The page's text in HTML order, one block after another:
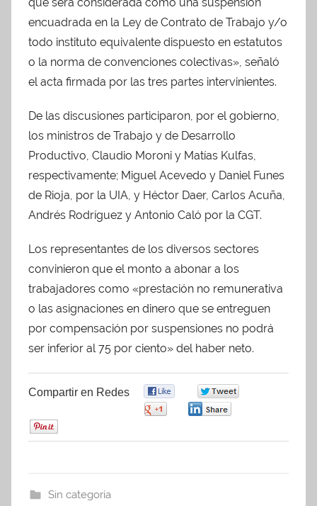
que será considerada como una suspensión
encuadrada en la Ley de Contrato de Trabajo y/o
todo instituto equivalente dispuesto en estatutos
o la norma de convenciones colectivas», señaló
el acta firmada por las tres partes intervinientes.
De las discusiones participaron, por el gobierno,
los ministros de Trabajo y de Desarrollo
Productivo, Claudio Moroni y Matías Kulfas,
respectivamente; Miguel Acevedo y Daniel Funes
de Rioja, por la UIA, y Héctor Daer, Carlos Acuña,
Andrés Rodríguez y Antonio Caló por la CGT.
Los representantes de los diversos sectores
convinieron que el monto a abonar a los
trabajadores como «prestación no remunerativa
o las asignaciones en dinero que se entreguen
por compensación por suspensiones no podrá
ser inferior al 75 por ciento» del haber neto.
Compartir en Redes
Sin categoría